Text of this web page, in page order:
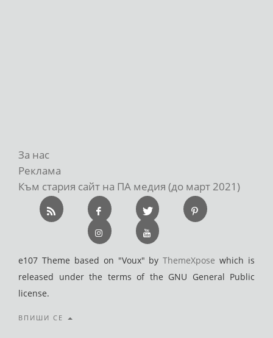
За нас
Реклама
Към стария сайт на ПА медия (до март 2021)
e107 Theme based on "Voux" byThemeXpose which is
released under the terms of the GNU General Public
license.
ВПИШИ СЕ